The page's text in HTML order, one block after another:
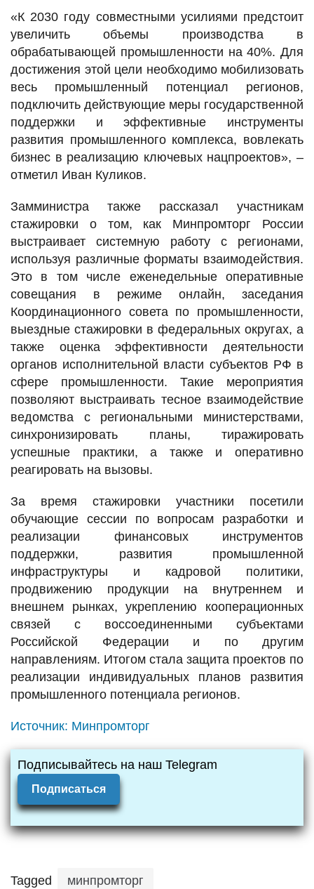
«К 2030 году совместными усилиями предстоит
увеличить объемы производства в
обрабатывающей промышленности на 40%. Для
достижения этой цели необходимо мобилизовать
весь промышленный потенциал регионов,
подключить действующие меры государственной
поддержки и эффективные инструменты
развития промышленного комплекса, вовлекать
бизнес в реализацию ключевых нацпроектов», –
отметил Иван Куликов.
Замминистра также рассказал участникам
стажировки о том, как Минпромторг России
выстраивает системную работу с регионами,
используя различные форматы взаимодействия.
Это в том числе еженедельные оперативные
совещания в режиме онлайн, заседания
Координационного совета по промышленности,
выездные стажировки в федеральных округах, а
также оценка эффективности деятельности
органов исполнительной власти субъектов РФ в
сфере промышленности. Такие мероприятия
позволяют выстраивать тесное взаимодействие
ведомства с региональными министерствами,
синхронизировать планы, тиражировать
успешные практики, а также и оперативно
реагировать на вызовы.
За время стажировки участники посетили
обучающие сессии по вопросам разработки и
реализации финансовых инструментов
поддержки, развития промышленной
инфраструктуры и кадровой политики,
продвижению продукции на внутреннем и
внешнем рынках, укреплению кооперационных
связей с воссоединенными субъектами
Российской Федерации и по другим
направлениям. Итогом стала защита проектов по
реализации индивидуальных планов развития
промышленного потенциала регионов.
Источник: Минпромторг
Подписывайтесь на наш Telegram
Подписаться
Tagged минпромторг